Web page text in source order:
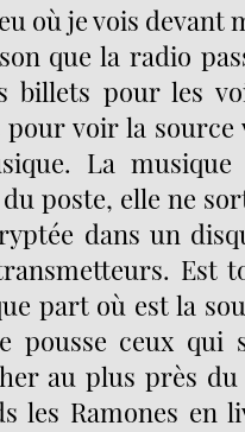
où je vois devant
que la radio
billets pour les
pour voir la
La
poste, elle ne
dans un
Est
part où est la
pousse ceux qui
au plus près du
les Ramones en